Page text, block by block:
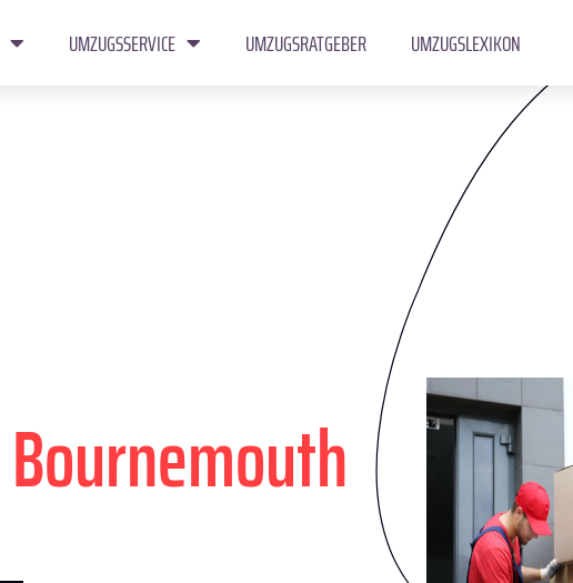
UMZUGSSERVICE UMZUGSRATGEBER UMZUGSLEXIKON
Bournemouth